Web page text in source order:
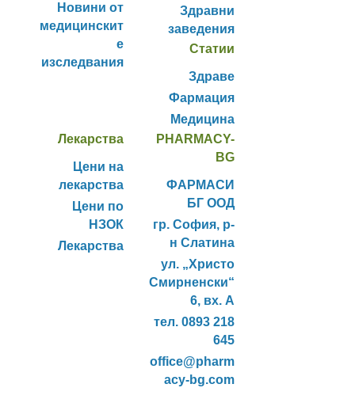
Новини от
медицинскит
е
изследвания
Здравни
заведения
Статии
Здраве
Фармация
Медицина
Лекарства
Цени на
лекарства
Цени по
НЗОК
Лекарства
PHARMACY-
BG
ФАРМАСИ
БГ ООД
гр. София, р-
н Слатина
ул. „Христо
Смирненски“
6, вх. А
тел. 0893 218
645
office@pharm
acy-bg.com